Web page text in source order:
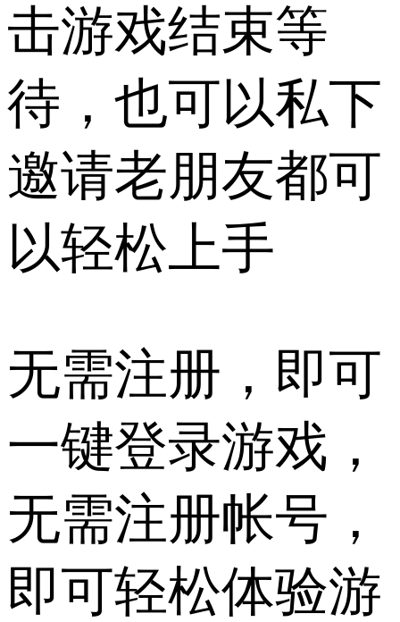
击游戏结束等
待，也可以私下
邀请老朋友都可
以轻松上手
无需注册，即可
一键登录游戏，
无需注册帐号，
即可轻松体验游